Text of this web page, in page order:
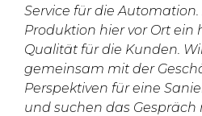
Service für die Automation.
Produktion hier vor Ort ein
Qualität für die Kunden.
gemeinsam mit der
Perspektiven für eine
und suchen das Gespräch